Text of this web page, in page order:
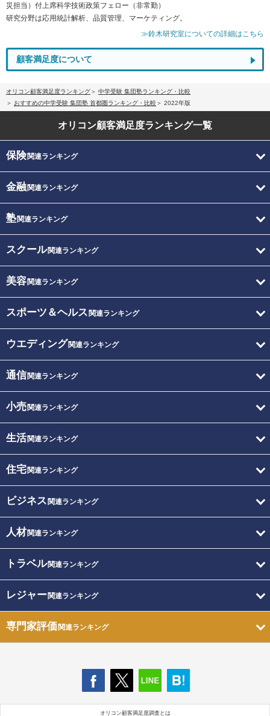
災担当）付上席科学技術政策フェロー（非常勤）
研究分野は応用統計解析、品質管理、マーケティング。
≫鈴木研究室についての詳細はこちら
顧客満足度について
オリコン顧客満足度ランキング
中学受験 集団塾ランキング・比較
おすすめの中学受験 集団塾 首都圏ランキング・比較
2022年版
オリコン顧客満足度ランキング一覧
保険関連ランキング
金融関連ランキング
塾関連ランキング
スクール関連ランキング
美容関連ランキング
スポーツ＆ヘルス 関連ランキング
ウエディング関連ランキング
通信関連ランキング
小売関連ランキング
生活関連ランキング
住宅関連ランキング
ビジネス 関連ランキング
人材関連ランキング
トラベル関連ランキング
レジャー関連ランキング
専門家評価関連ランキング
オリコン顧客満足度調査とは